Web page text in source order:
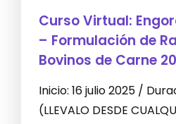
Curso Virtual:
– Formulación de
Bovinos de Carne
Inicio: 16 julio 2025 /
(LLEVALO DESDE